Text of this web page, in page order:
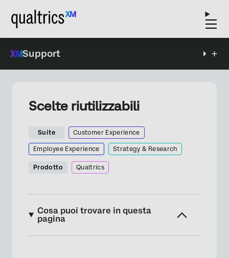
Support
Scelte riutilizzabili
Suite Customer Experience
Employee Experience Strategy & Research
Prodotto Qualtrics
Cosa puoi trovare in questa
pagina